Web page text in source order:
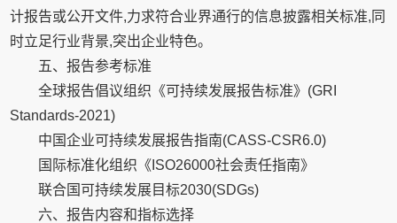
计报告或公开文件,力求符合业界通行的信息披露相关标准,同
时立足行业背景,突出企业特色。
五、报告参考标准
全球报告倡议组织《可持续发展报告标准》(GRI
Standards-2021)
中国企业可持续发展报告指南(CASS-CSR6.0)
国际标准化组织《ISO26000社会责任指南》
联合国可持续发展目标2030(SDGs)
六、报告内容和指标选择